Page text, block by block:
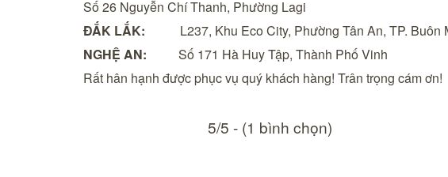
Số 26 Nguyễn Chí Thanh, Phường Lagi
ĐẮK LẮK: L237, Khu Eco City, Phường Tân An, TP. Buôn
NGHỆ AN: Số 171 Hà Huy Tập, Thành Phố Vinh
Rất hân hạnh được phục vụ quý khách hàng! Trân trọng cám ơn!
5/5 - (1 bình chọn)